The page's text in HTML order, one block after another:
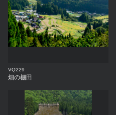
VQ229
畑の棚田